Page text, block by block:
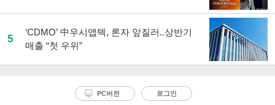
5
‘CDMO’ 中우시앱텍, 론자 앞질러..상반기
매출 “첫 우위”
PC버전 로그인